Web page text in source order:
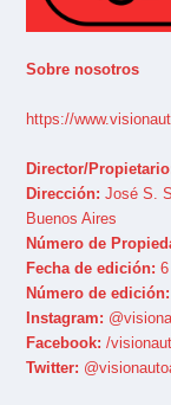
Sobre nosotros
https://
Director/
Dirección: José S.
Buenos Aires
Número de
Fecha de edición:
Número de edición:
Instagram:
Facebook: /
Twitter: